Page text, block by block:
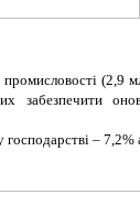
(2,9
господарстві –